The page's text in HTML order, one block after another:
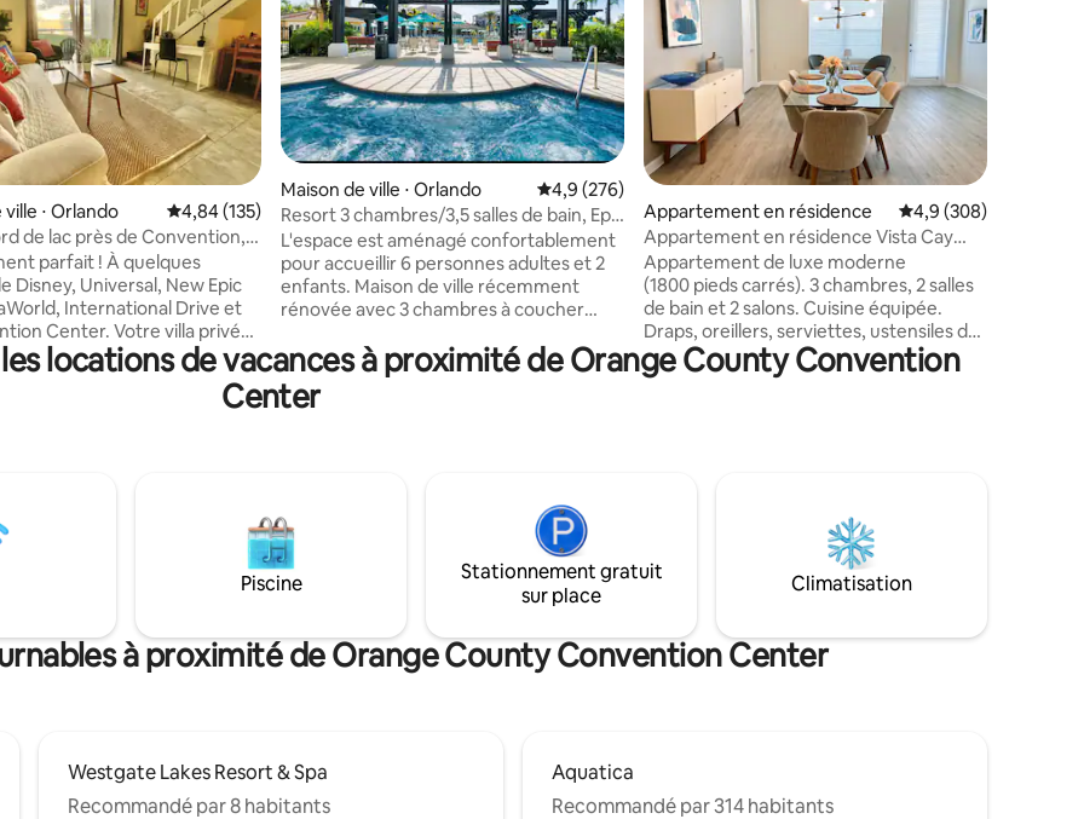
base de 181 commentaires : 4,82 sur 5
⋅ Orlando Évaluation moyenne sur la base de 135 commentaires : 4,84 sur 5
4,84 (135)
de lac près de Convention,
parfait ! À quelques
Disney, Universal, New Epic
International Drive et
Center. Votre villa privée
du lac offre une vue
sur le coucher du soleil
salon. Profitez d'une cuisine
pittoresque le long du
Sand Lake. Idéal pour des
ou un voyage d'affaires
Cette villa offre confort,
sur le lac
Maison de ville ⋅ Orlando Évaluation moyenne sur la base de 276 commentaires : 4,9 sur 5
4,9 (276)
Resort 3 chambres/3,5 salles de bain, Epic
Park accessible à pied/Centre de
congrès
L'espace est aménagé confortablement
pour accueillir 6 personnes adultes et 2
enfants. Maison de ville récemment
rénovée avec 3 chambres à coucher
entièrement équipée avec des appareils
neufs. Situé à l'intérieur d'une station
balnéaire avec des commodités
parallèle à International Drive et à
distance de marche du supermarché et
de la pharmacie. Vidéo Netflix et
Amazon Prime gratuites dans toutes les
Appartement en résidence Évaluation moyenne
4,9 (308)
Appartement en résidence Vista Cay
Orlando Lakeview
Appartement de luxe moderne
(1800 pieds carrés). 3 chambres, 2 salles
de bain et 2 salons. Cuisine équipée.
Draps, oreillers, serviettes, ustensiles de
cuisine fournis. Balcon d'angle avec vue
sur Sea World. Vista Cay dispose de
puissent s'enregistrer automatiquement
sans aucun retard à leur arrivée. Agent
local sur place qui peut vous aider en cas
de problème pendant votre séjour. Wi-Fi
locations de vacances à proximité de Orange County Convention
Center
Piscine
Stationnement gratuit
sur place
Climatisation
à proximité de Orange County Convention Center
Westgate Lakes Resort & Spa
Recommandé par 8 habitants
Aquatica
Recommandé par 314 habitants